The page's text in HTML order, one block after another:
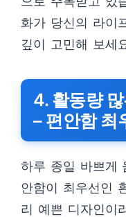
화가 당신의 라이
깊이 고민해 보세
4. 활동량
– 편안함 최
하루 종일 바쁘게
안함이 최우선인
리 예쁜 디자인이